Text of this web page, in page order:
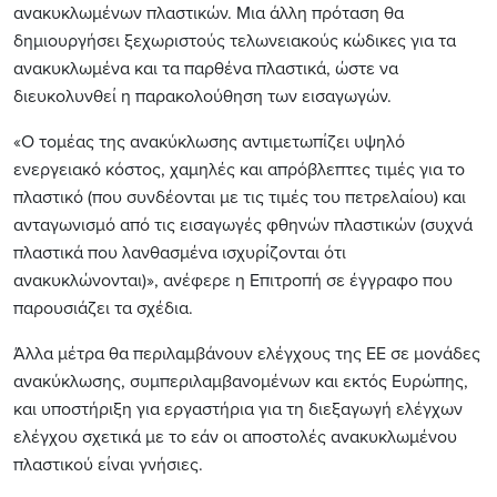
ανακυκλωμένων πλαστικών. Μια άλλη πρόταση θα
δημιουργήσει ξεχωριστούς τελωνειακούς κώδικες για τα
ανακυκλωμένα και τα παρθένα πλαστικά, ώστε να
διευκολυνθεί η παρακολούθηση των εισαγωγών.
«Ο τομέας της ανακύκλωσης αντιμετωπίζει υψηλό
ενεργειακό κόστος, χαμηλές και απρόβλεπτες τιμές για το
πλαστικό (που συνδέονται με τις τιμές του πετρελαίου) και
ανταγωνισμό από τις εισαγωγές φθηνών πλαστικών (συχνά
πλαστικά που λανθασμένα ισχυρίζονται ότι
ανακυκλώνονται)», ανέφερε η Επιτροπή σε έγγραφο που
παρουσιάζει τα σχέδια.
Άλλα μέτρα θα περιλαμβάνουν ελέγχους της ΕΕ σε μονάδες
ανακύκλωσης, συμπεριλαμβανομένων και εκτός Ευρώπης,
και υποστήριξη για εργαστήρια για τη διεξαγωγή ελέγχων
ελέγχου σχετικά με το εάν οι αποστολές ανακυκλωμένου
πλαστικού είναι γνήσιες.